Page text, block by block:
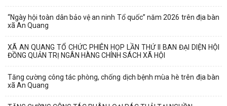
“Ngày hội toàn dân bảo vệ an ninh Tổ quốc” năm 2026 trên địa bàn
xã An Quang
XÃ AN QUANG TỔ CHỨC PHIÊN HỌP LẦN THỨ II BAN ĐẠI DIỆN HỘI
ĐỒNG QUẢN TRỊ NGÂN HÀNG CHÍNH SÁCH XÃ HỘI
Tăng cường công tác phòng, chống dịch bệnh mùa hè trên địa bàn
xã An Quang